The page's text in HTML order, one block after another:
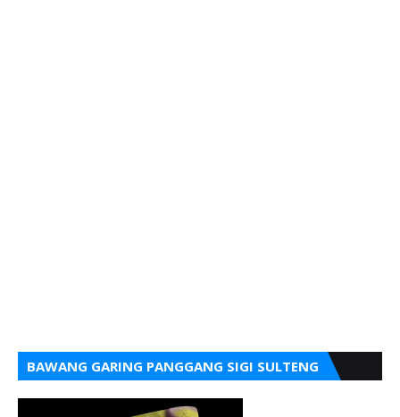
BAWANG GARING PANGGANG SIGI SULTENG